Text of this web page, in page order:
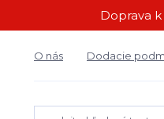
Doprava
O nás Dodacie